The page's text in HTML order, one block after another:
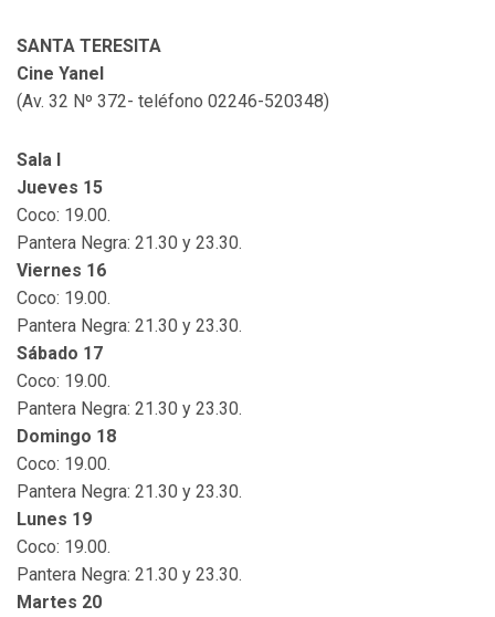
SANTA TERESITA
Cine Yanel
(Av. 32 Nº 372- teléfono 02246-520348)
Sala I
Jueves 15
Coco: 19.00.
Pantera Negra: 21.30 y 23.30.
Viernes 16
Coco: 19.00.
Pantera Negra: 21.30 y 23.30.
Sábado 17
Coco: 19.00.
Pantera Negra: 21.30 y 23.30.
Domingo 18
Coco: 19.00.
Pantera Negra: 21.30 y 23.30.
Lunes 19
Coco: 19.00.
Pantera Negra: 21.30 y 23.30.
Martes 20